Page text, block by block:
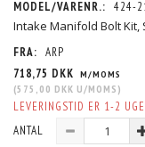
MODEL/VARENR.: 424-
Intake Manifold Bolt Kit,
FRA: ARP
718,75 DKK M/MOMS
(575,00 DKK U/MOMS )
LEVERINGSTID ER 1-2
ANTAL